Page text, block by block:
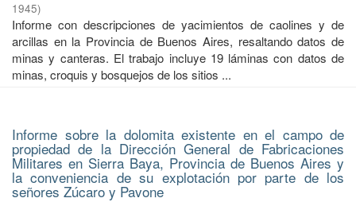
1945)
Informe con descripciones de yacimientos de caolines y de
arcillas en la Provincia de Buenos Aires, resaltando datos de
minas y canteras. El trabajo incluye 19 láminas con datos de
minas, croquis y bosquejos de los sitios ...
Informe sobre la dolomita existente en el campo de
propiedad de la Dirección General de Fabricaciones
Militares en Sierra Baya, Provincia de Buenos Aires y
la conveniencia de su explotación por parte de los
señores Zúcaro y Pavone